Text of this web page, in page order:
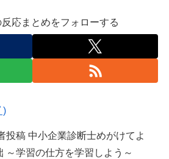
応まとめをフォローする
)
投稿 中小企業診断士めがけてよ
～学習の仕方を学習しよう～